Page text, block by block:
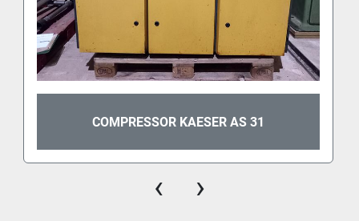
COMPRESSOR KAESER AS 31
‹ ›